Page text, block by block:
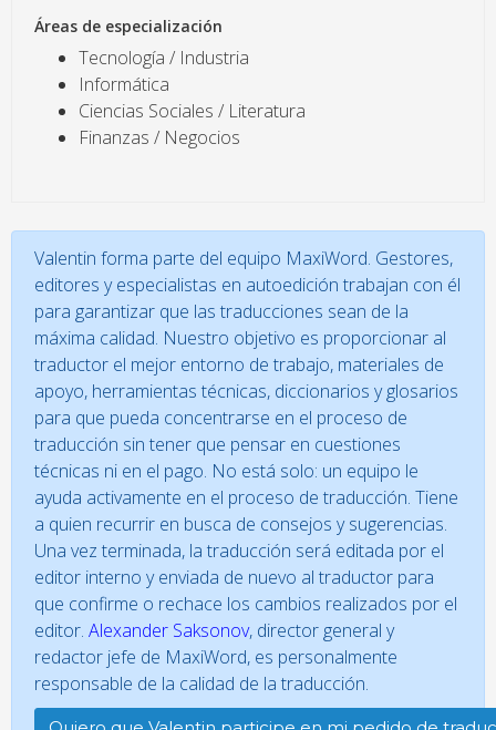
Áreas de especialización
Tecnología / Industria
Informática
Ciencias Sociales / Literatura
Finanzas / Negocios
Valentin forma parte del equipo MaxiWord. Gestores,
editores y especialistas en autoedición trabajan con él
para garantizar que las traducciones sean de la
máxima calidad. Nuestro objetivo es proporcionar al
traductor el mejor entorno de trabajo, materiales de
apoyo, herramientas técnicas, diccionarios y glosarios
para que pueda concentrarse en el proceso de
traducción sin tener que pensar en cuestiones
técnicas ni en el pago. No está solo: un equipo le
ayuda activamente en el proceso de traducción. Tiene
a quien recurrir en busca de consejos y sugerencias.
Una vez terminada, la traducción será editada por el
editor interno y enviada de nuevo al traductor para
que confirme o rechace los cambios realizados por el
editor. Alexander Saksonov, director general y
redactor jefe de MaxiWord, es personalmente
responsable de la calidad de la traducción.